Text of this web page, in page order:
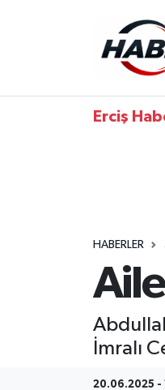
Erciş
HABERLER
İmralı
20.06.2025 -